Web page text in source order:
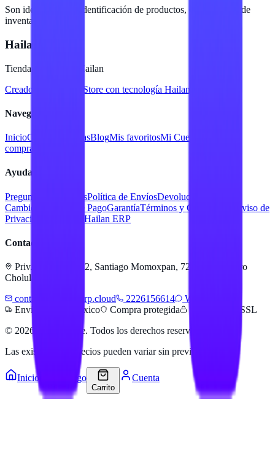
Son ideales para la identificación de productos, organización de
inventarios y más.
Hailan Store
Tienda en línea de Hailan
Creado para
Hailan Store con tecnología Hailan ERP
Navegación
InicioCatálogo MarcasBlogMis favoritosMi Cuenta
compra
Ayuda
Preguntas FrecuentesPolítica de EnvíosDevoluciones y
Cambios
Métodos de PagoGarantíaTérminos y Condiciones
Aviso de
Privacidad
Servicios Hailan ERP
Contacto
Priv. Alejandra 512, Santiago Momoxpan, 72775 San Pedro
Cholula, Pue.
contacto@hailanerp.cloud
2226156614
WhatsApp
Envíos a todo México
Compra protegida
Pago seguro SSL
© 2026 Hailan Store. Todos los derechos reservados.
Las existencias y precios pueden variar sin previo aviso.
Inicio Catálogo
Carrito
Cuenta